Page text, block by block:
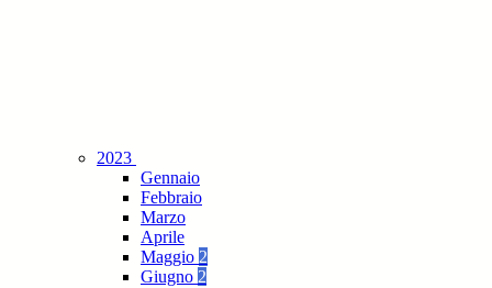
2023
Gennaio
Febbraio
Marzo
Aprile
Maggio 2
Giugno 2